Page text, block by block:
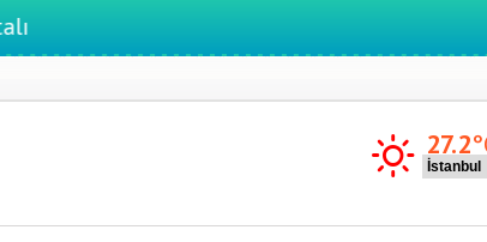
27.2